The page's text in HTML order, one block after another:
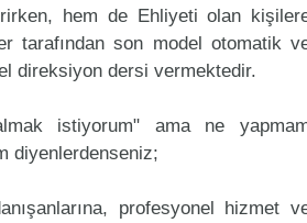
hem de Ehliyeti olan
tarafından son model otomatik
direksiyon dersi vermektedir.
istiyorum" ama ne
diyenlerdenseniz;
profesyonel hizmet